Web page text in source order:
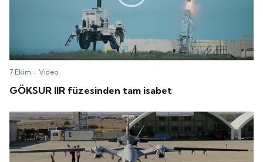
7 Ekim -Video
GÖKSUR IIR füzesinden tam isabet